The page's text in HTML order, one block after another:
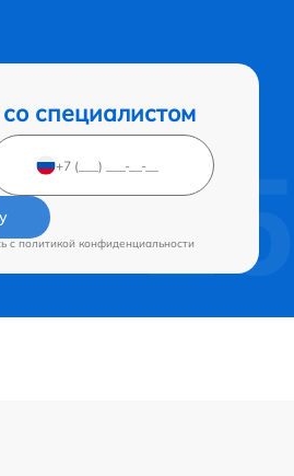
специалистом
c политикой конфиденциальности